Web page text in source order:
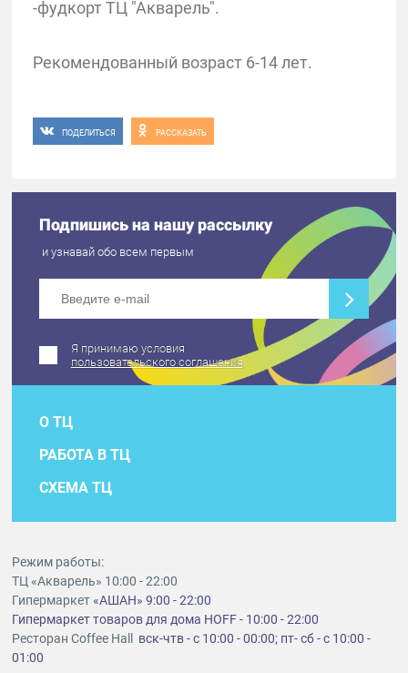
-фудкорт ТЦ "Акварель".
Рекомендованный возраст 6-14 лет.
ПОДЕЛИТЬСЯ РАССКАЗАТЬ
Подпишись на нашу рассылку
и узнавай обо всем первым
Я принимаю условия
пользовательского соглашения
О ТЦ
РАБОТА В ТЦ
СХЕМА ТЦ
Режим работы:
ТЦ «Акварель» 10:00 - 22:00
Гипермаркет«АШАН» 9:00 - 22:00
Гипермаркет товаров для дома HOFF - 10:00 - 22:00
Ресторан Coffee Hall вск-чтв - с 10:00 - 00:00; пт- сб - с 10:00 -
01:00